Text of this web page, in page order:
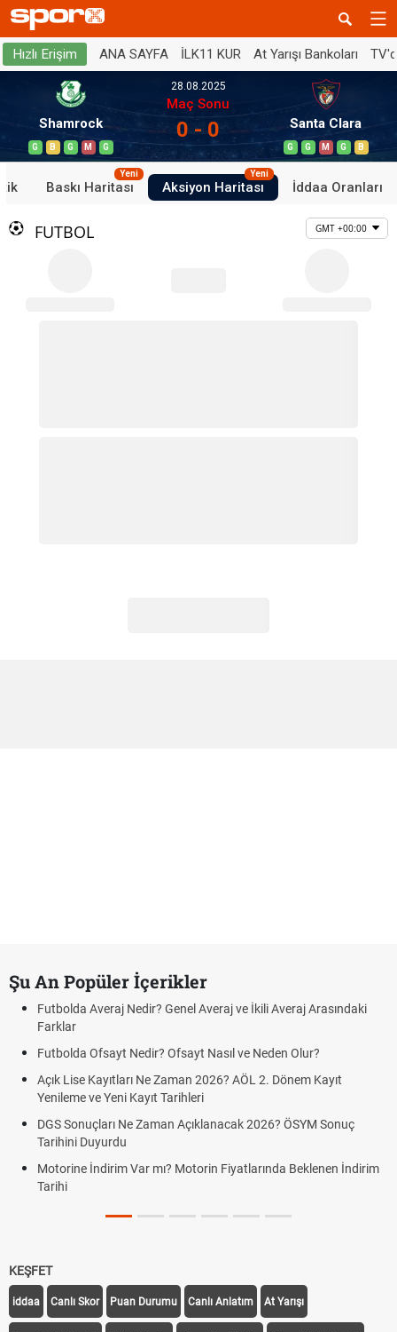
Hızlı Erişim ANA SAYFA İLK11 KUR At Yarışı Bankoları
Shamrock
G B G M G
28.08.2025
Maç Sonu
0 - 0 Santa Clara
G G M G B
Baskı Haritası
Yeni
Aksiyon Haritası
Yeni
İddaa Oranları
FUTBOL GMT +00:00
Şu An Popüler İçerikler
Futbolda Averaj Nedir? Genel Averaj ve İkili Averaj Arasındaki
Farklar
Futbolda Ofsayt Nedir? Ofsayt Nasıl ve Neden Olur?
Açık Lise Kayıtları Ne Zaman 2026? AÖL 2. Dönem Kayıt
Yenileme ve Yeni Kayıt Tarihleri
DGS Sonuçları Ne Zaman Açıklanacak 2026? ÖSYM Sonuç
Tarihini Duyurdu
Motorine İndirim Var mı? Motorin Fiyatlarında Beklenen İndirim
Tarihi
KEŞFET
iddaa Canlı Skor Puan Durumu Canlı Anlatım At Yarışı